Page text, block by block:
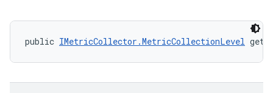
public IMetricCollector.MetricCollectionLevel